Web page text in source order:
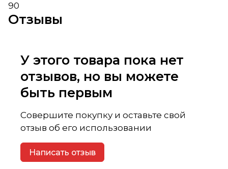
90
Отзывы
У этого товара пока нет
отзывов, но вы можете
быть первым
Совершите покупку и оставьте свой
отзыв об его использовании
Написать отзыв